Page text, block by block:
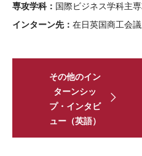
マネジメント修士
アカデミック・イングリッシュ
企業内教育プログラム
現代アジア研究所（英語）
専攻学科： 国際ビジネス学科主
インターン先： 在日英国商工会議
その他のイン
ターンシッ
プ・インタビ
ュー（英語）